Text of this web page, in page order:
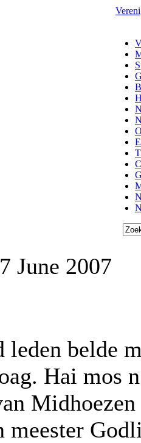
June 2007
leden belde
Hai mos
meester